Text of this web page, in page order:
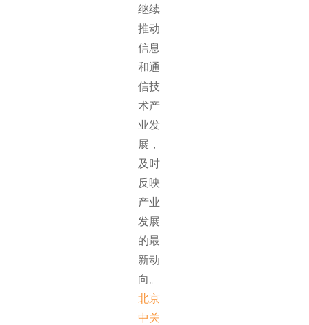
继续
推动
信息
和通
信技
术产
业发
展，
及时
反映
产业
发展
的最
新动
向。
北京
中关